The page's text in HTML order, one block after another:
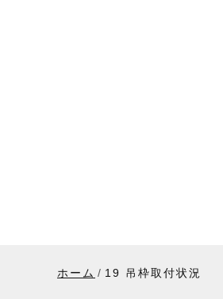
ホーム 19 吊枠取付状況